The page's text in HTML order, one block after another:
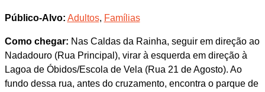
Público-Alvo: Adultos, Famílias
Como chegar: Nas Caldas da Rainha, seguir em direção ao
Nadadouro (Rua Principal), virar à esquerda em direção à
Lagoa de Óbidos/Escola de Vela (Rua 21 de Agosto). Ao
fundo dessa rua, antes do cruzamento, encontra o parque de